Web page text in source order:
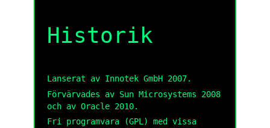
Historik
Lanserat av Innotek GmbH 2007.
Förvärvades av Sun Microsystems 2008
och av Oracle 2010.
Fri programvara (GPL) med vissa